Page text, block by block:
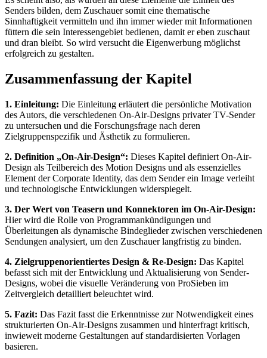
Senders bilden, dem Zuschauer somit eine thematische
Sinnhaftigkeit vermitteln und ihn immer wieder mit Informationen
füttern die sein Interessengebiet bedienen, damit er eben zuschaut
und dran bleibt. So wird versucht die Eigenwerbung möglichst
erfolgreich zu gestalten.
Zusammenfassung der Kapitel
1. Einleitung: Die Einleitung erläutert die persönliche Motivation
des Autors, die verschiedenen On-Air-Designs privater TV-Sender
zu untersuchen und die Forschungsfrage nach deren
Zielgruppenspezifik und Ästhetik zu formulieren.
2. Definition „On-Air-Design“: Dieses Kapitel definiert On-Air-
Design als Teilbereich des Motion Designs und als essenzielles
Element der Corporate Identity, das dem Sender ein Image verleiht
und technologische Entwicklungen widerspiegelt.
3. Der Wert von Teasern und Konnektoren im On-Air-Design:
Hier wird die Rolle von Programmankündigungen und
Überleitungen als dynamische Bindeglieder zwischen verschiedenen
Sendungen analysiert, um den Zuschauer langfristig zu binden.
4. Zielgruppenorientiertes Design & Re-Design: Das Kapitel
befasst sich mit der Entwicklung und Aktualisierung von Sender-
Designs, wobei die visuelle Veränderung von ProSieben im
Zeitvergleich detailliert beleuchtet wird.
5. Fazit: Das Fazit fasst die Erkenntnisse zur Notwendigkeit eines
strukturierten On-Air-Designs zusammen und hinterfragt kritisch,
inwieweit moderne Gestaltungen auf standardisierten Vorlagen
basieren.